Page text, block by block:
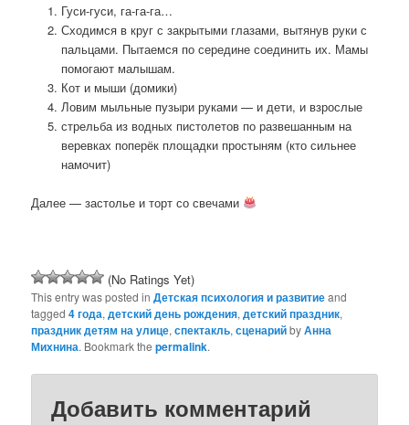
Гуси-гуси, га-га-га…
Сходимся в круг с закрытыми глазами, вытянув руки с
пальцами. Пытаемся по середине соединить их. Мамы
помогают малышам.
Кот и мыши (домики)
Ловим мыльные пузыри руками — и дети, и взрослые
стрельба из водных пистолетов по развешанным на
веревках поперёк площадки простыням (кто сильнее
намочит)
Далее — застолье и торт со свечами
(No Ratings Yet)
This entry was posted inДетская психология и развитиеand
tagged4 года,детский день рождения,детский праздник,
праздник детям на улице,спектакль,сценарийbyАнна
Михнина. Bookmark thepermalink.
Добавить комментарий